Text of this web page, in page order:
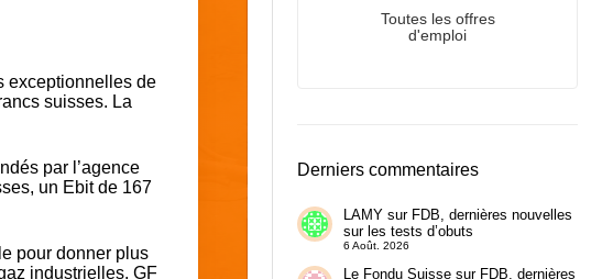
exceptionnelles de
suisses. La
par l’agence
un Ebit de 167
pour donner plus
industrielles, GF
Toutes les offres
d'emploi
Derniers commentaires
LAMYsur FDB, dernières nouvelles
sur les tests d’obuts
6 Août. 2026
Le Fondu Suissesur FDB, dernières